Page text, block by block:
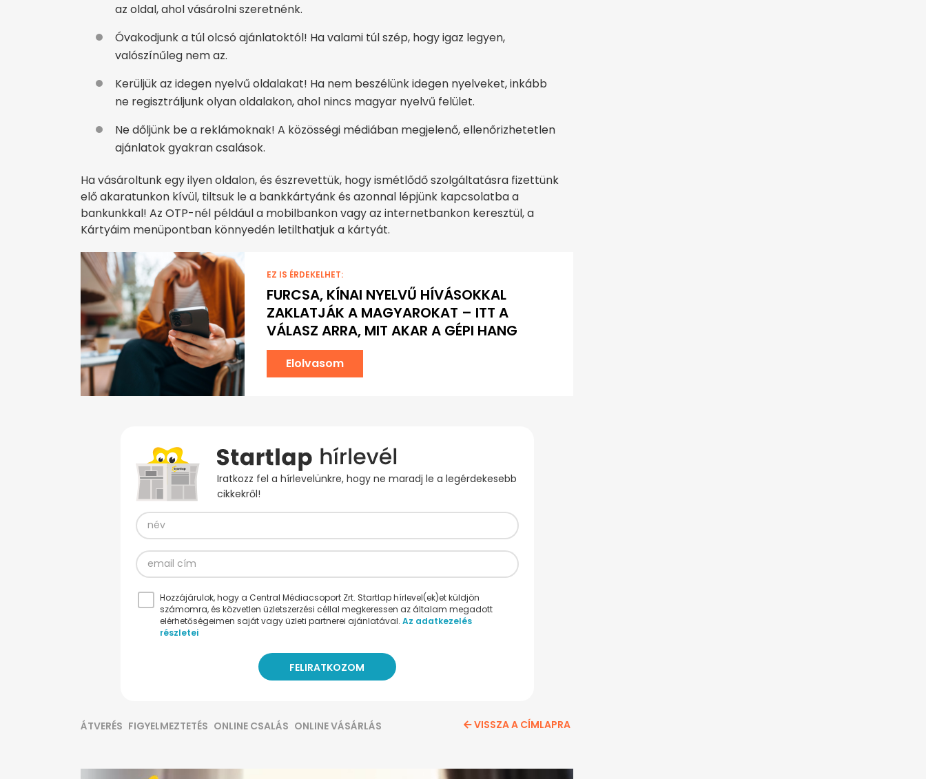
az oldal, ahol vásárolni szeretnénk.
Óvakodjunk a túl olcsó ajánlatoktól! Ha valami túl szép, hogy igaz legyen,
valószínűleg nem az.
Kerüljük az idegen nyelvű oldalakat! Ha nem beszélünk idegen nyelveket, inkább
ne regisztráljunk olyan oldalakon, ahol nincs magyar nyelvű felület.
Ne dőljünk be a reklámoknak! A közösségi médiában megjelenő, ellenőrizhetetlen
ajánlatok gyakran csalások.
Ha vásároltunk egy ilyen oldalon, és észrevettük, hogy ismétlődő szolgáltatásra fizettünk
elő akaratunkon kívül, tiltsuk le a bankkártyánk és azonnal lépjünk kapcsolatba a
bankunkkal! Az OTP-nél például a mobilbankon vagy az internetbankon keresztül, a
Kártyáim menüpontban könnyedén letilthatjuk a kártyát.
EZ IS ÉRDEKELHET:
FURCSA, KÍNAI NYELVŰ HÍVÁSOKKAL
ZAKLATJÁK A MAGYAROKAT – ITT A
VÁLASZ ARRA, MIT AKAR A GÉPI HANG
Elolvasom
Iratkozz fel a hírlevelünkre, hogy ne maradj le a legérdekesebb
cikkekről!
Hozzájárulok, hogy a Central Médiacsoport Zrt. Startlap hírlevel(ek)et küldjön
számomra, és közvetlen üzletszerzési céllal megkeressen az általam megadott
elérhetőségeimen saját vagy üzleti partnerei ajánlatával. Az adatkezelés
részletei
ÁTVERÉS FIGYELMEZTETÉS ONLINE CSALÁS ONLINE VÁSÁRLÁS VISSZA A CÍMLAPRA